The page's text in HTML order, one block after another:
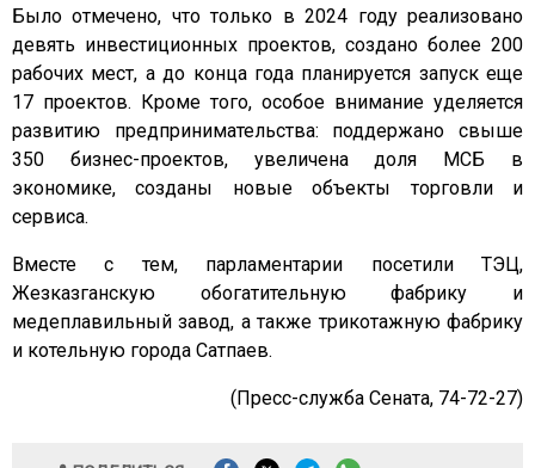
Было отмечено, что только в 2024 году реализовано
девять инвестиционных проектов, создано более 200
рабочих мест, а до конца года планируется запуск еще
17 проектов. Кроме того, особое внимание уделяется
развитию предпринимательства: поддержано свыше
350 бизнес-проектов, увеличена доля МСБ в
экономике, созданы новые объекты торговли и
сервиса.
Вместе с тем, парламентарии посетили ТЭЦ,
Жезказганскую обогатительную фабрику и
медеплавильный завод, а также трикотажную фабрику
и котельную города Сатпаев.
(Пресс-служба Сената, 74-72-27)